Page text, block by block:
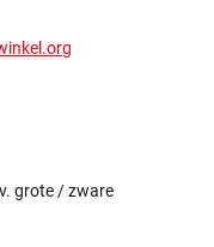
grote / zware